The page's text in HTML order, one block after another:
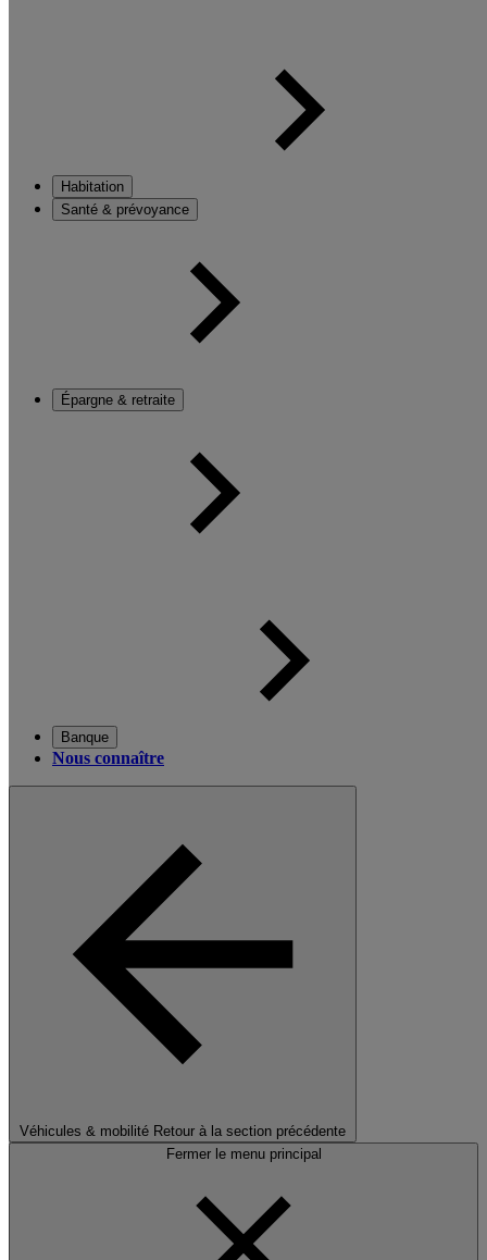
Habitation
Santé & prévoyance
Épargne & retraite
Banque
Nous connaître
Véhicules & mobilité Retour à la section précédente
Fermer le menu principal